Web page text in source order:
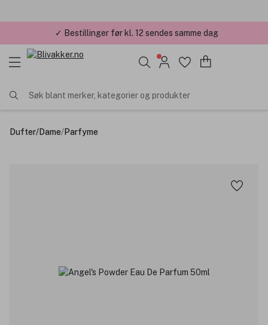
✓ Bestillinger før kl. 12 sendes samme dag
✓ Årets Nettbutikk 2026 og 2025
Søk blant merker, kategorier og produkter
Dufter/Dame/Parfyme